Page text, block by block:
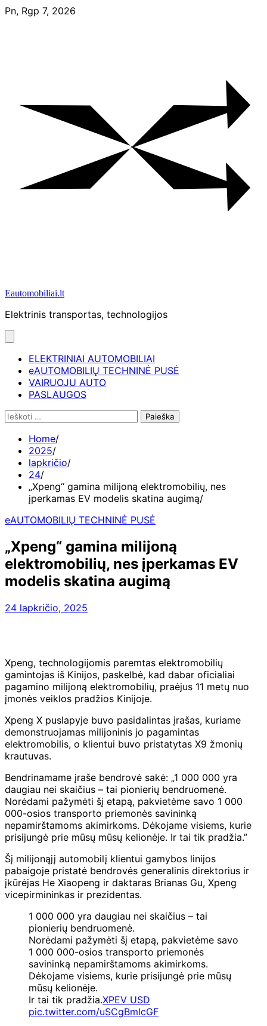
Skip
Pn, Rgp 7, 2026
Eautomobiliai.lt
Elektrinis transportas, technologijos
ELEKTRINIAI AUTOMOBILIAI
eAUTOMOBILIŲ TECHNINĖ PUSĖ
VAIRUOJU AUTO
PASLAUGOS
Ieškoti:
Home
2025
lapkričio
24
„Xpeng“ gamina milijoną elektromobilių, nes
įperkamas EV modelis skatina augimą
eAUTOMOBILIŲ TECHNINĖ PUSĖ
„Xpeng“ gamina milijoną
elektromobilių, nes įperkamas EV
modelis skatina augimą
24 lapkričio, 2025
Xpeng, technologijomis paremtas elektromobilių
gamintojas iš Kinijos, paskelbė, kad dabar oficialiai
pagamino milijoną elektromobilių, praėjus 11 metų nuo
įmonės veiklos pradžios Kinijoje.
Xpeng X puslapyje buvo pasidalintas įrašas, kuriame
demonstruojamas milijoninis jo pagamintas
elektromobilis, o klientui buvo pristatytas X9 žmonių
krautuvas.
Bendrinamame įraše bendrovė sakė: „1 000 000 yra
daugiau nei skaičius – tai pionierių bendruomenė.
Norėdami pažymėti šį etapą, pakvietėme savo 1 000
000-osios transporto priemonės savininką
nepamirštamoms akimirkoms. Dėkojame visiems, kurie
prisijungė prie mūsų mūsų kelionėje. Ir tai tik pradžia.”
Šį milijonąjį automobilį klientui gamybos linijos
pabaigoje pristatė bendrovės generalinis direktorius ir
įkūrėjas He Xiaopeng ir daktaras Brianas Gu, Xpeng
vicepirmininkas ir prezidentas.
1 000 000 yra daugiau nei skaičius – tai
pionierių bendruomenė.
Norėdami pažymėti šį etapą, pakvietėme savo
1 000 000-osios transporto priemonės
savininką nepamirštamoms akimirkoms.
Dėkojame visiems, kurie prisijungė prie mūsų
mūsų kelionėje.
Ir tai tik pradžia.XPEV USD
pic.twitter.com/uSCgBmlcGF